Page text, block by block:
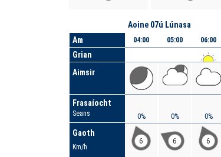
Am
Grian
Aimsir
Frasaíocht
Seans
Gaoth
Km/h
Aoine 07ú Lúnasa
04:00
0%
6
05:00
0%
6
06:00
0%
6